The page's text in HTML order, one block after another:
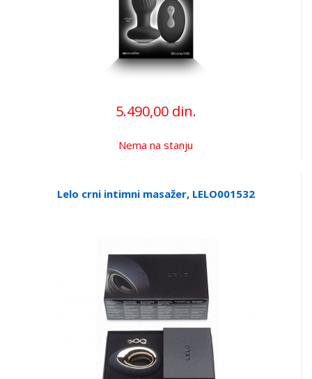
5.490,00 din.
Nema na stanju
Lelo crni intimni masažer, LELO001532